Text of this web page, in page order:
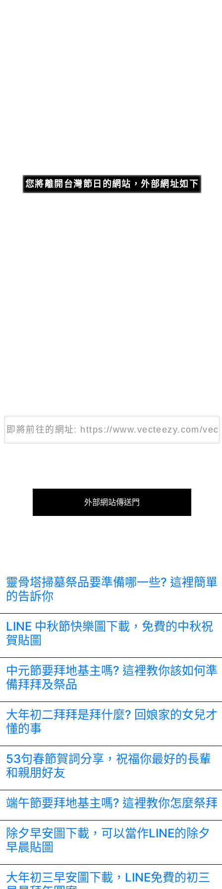
外部網站傳送門
靈骨塔掃墓祭品要準備哪一些? 這裡簡單
的告訴你
LINE 中秋節快樂圖下載，免費的中秋祝
賀貼圖
中元節要拜地基主嗎? 這裡教你該如何準
備拜拜及祭品
大年初二拜拜是拜什麼? 回娘家的女兒才
懂的事
53句春節賀詞分享，祝福你最好的長輩
和親朋好友
端午節要拜地基主嗎? 這裡教你怎麼祭拜
除夕早安圖下載，可以當作LINE的除夕
早晨貼圖
大年初三早安圖下載，LINE免費的初三